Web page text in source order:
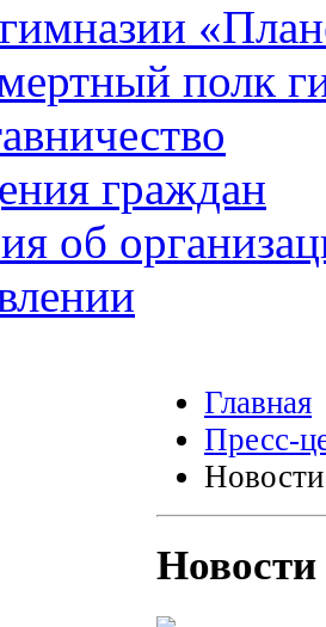
полк
граждан
об
Главная
Пресс-
Новости